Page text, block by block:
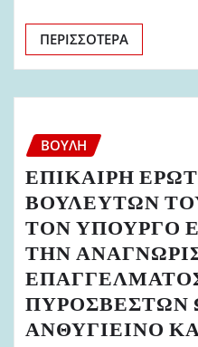
ΠΕΡΙΣΣΌΤΕΡΑ
ΒΟΥΛΉ
ΕΠΙΚΑΙΡΗ
ΒΟΥΛΕΥΤΩΝ
ΤΟΝ ΥΠΟΥΡΓΟ
ΤΗΝ
ΠΥΡΟΣΒΕΣΤΩΝ
ΑΝΘΥΓΙΕΙΝΟ